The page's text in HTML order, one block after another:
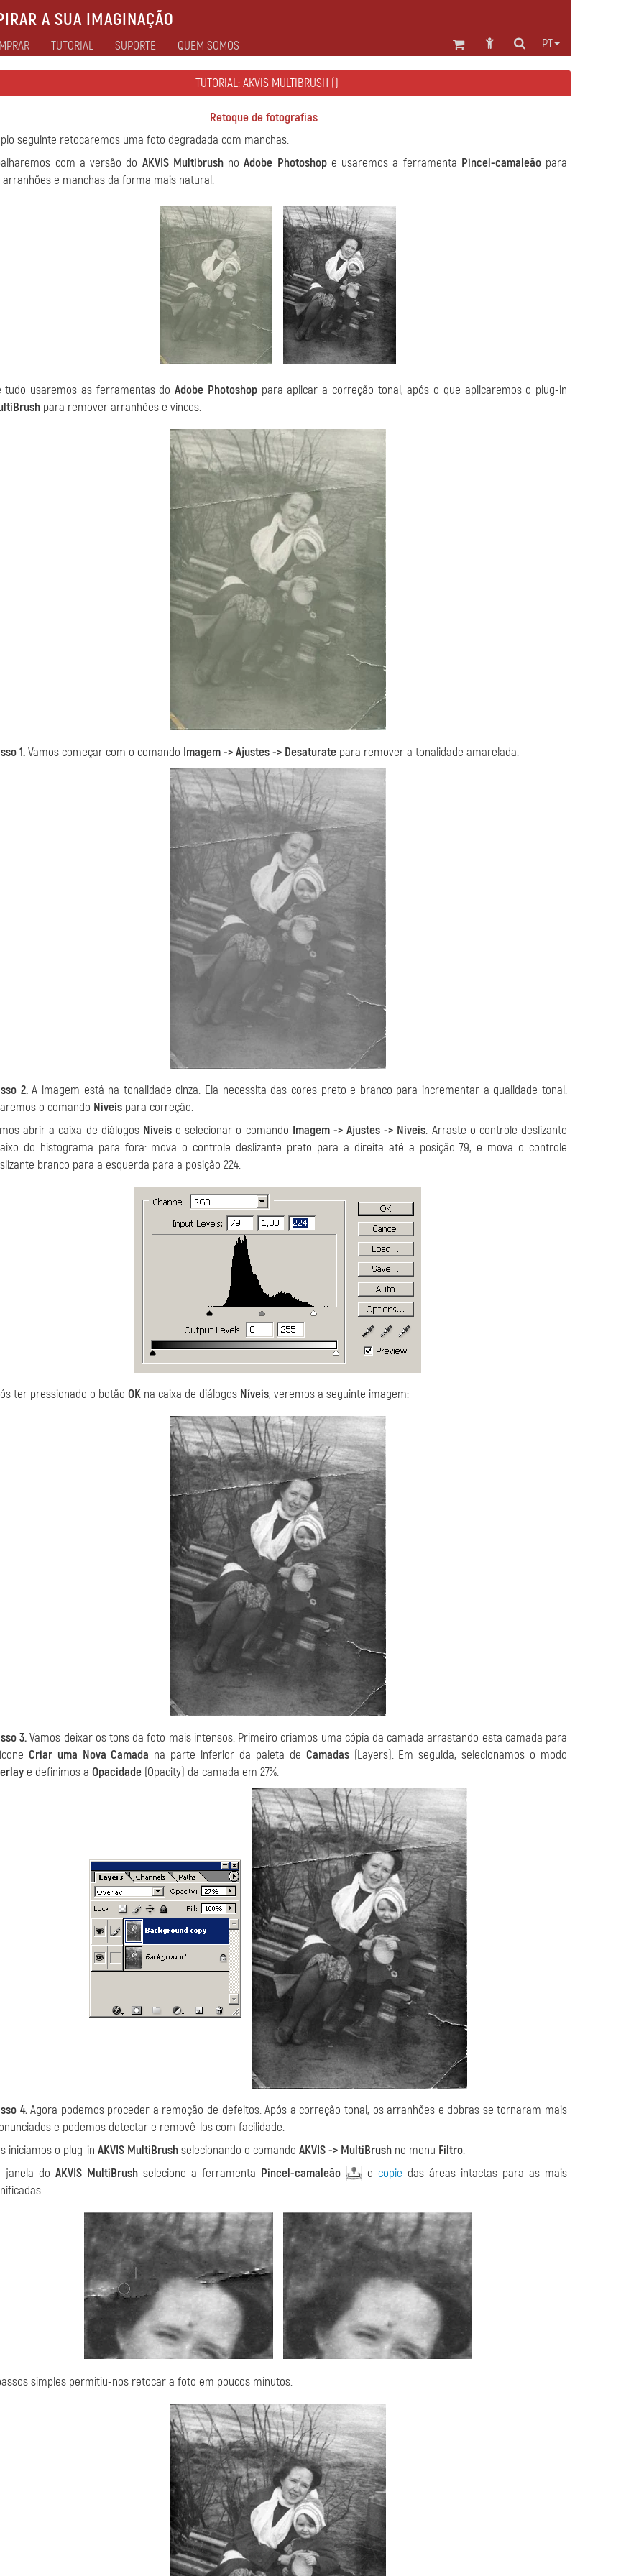
A SUA IMAGINAÇÃO
PT
TUTORIAL SUPORTE QUEM SOMOS
TUTORIAL: AKVIS MULTIBRUSH ()
Retoque de fotografias
seguinte retocaremos uma foto degradada com manchas.
com a versão do AKVIS MultibrushnoAdobe Photoshope usaremos a ferramenta Pincel-camaleãopara
e manchas da forma mais natural.
tudo usaremos as ferramentas doAdobe Photoshoppara aplicar a correção tonal, após o que aplicaremos o plug-in
para remover arranhões e vincos.
1.Vamos começar com o comando Imagem -> Ajustes -> Desaturate para remover a tonalidade amarelada.
2.A imagem está na tonalidade cinza. Ela necessita das cores preto e branco para incrementar a qualidade tonal.
o comando Níveis para correção.
abrir a caixa de diálogos Niveise selecionar o comando Imagem -> Ajustes -> Niveis. Arraste o controle deslizante
do histograma para fora: mova o controle deslizante preto para a direita até a posição 79, e mova o controle
branco para a esquerda para a posição 224.
ter pressionado o botão OK na caixa de diálogos Níveis, veremos a seguinte imagem:
3.Vamos deixar os tons da foto mais intensos. Primeiro criamos uma cópia da camada arrastando esta camada para
Criar uma Nova Camada na parte inferior da paleta de Camadas(Layers). Em seguida, selecionamos o modo
e definimos a Opacidade (Opacity) da camada em 27%.
4.Agora podemos proceder a remoção de defeitos. Após a correção tonal, os arranhões e dobras se tornaram mais
e podemos detectar e removê-los com facilidade.
iniciamos o plug-in AKVIS MultiBrushselecionando o comando AKVIS -> MultiBrush no menu Filtro.
janela do AKVIS MultiBrush selecione a ferramenta Pincel-camaleão e copie das áreas intactas para as mais
simples permitiu-nos retocar a foto em poucos minutos: